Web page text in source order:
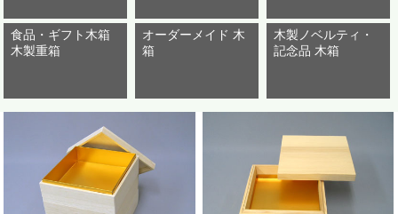
食品・ギフト木箱
木製重箱
オーダーメイド 木
箱
木製ノベルティ・
記念品 木箱